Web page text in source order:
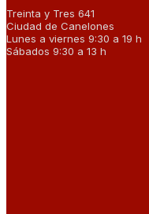
Treinta y Tres 641
Ciudad de Canelones
Lunes a viernes 9:30 a 19 h
Sábados 9:30 a 13 h